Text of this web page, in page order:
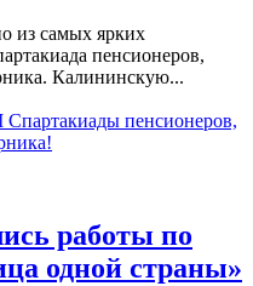
из самых ярких
пенсионеров,
Калининскую...
работы по
одной страны»